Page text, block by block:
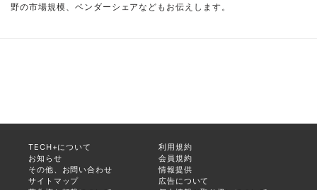
野の市場規模、ベンダーシェアなどもお伝えします。
TECH+について
利用規約
お知らせ
会員規約
その他、お問い合わせ
情報提供
サイトマップ
広告について